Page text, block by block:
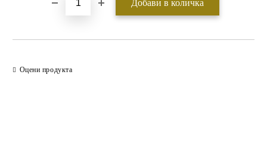
Оцени продукта